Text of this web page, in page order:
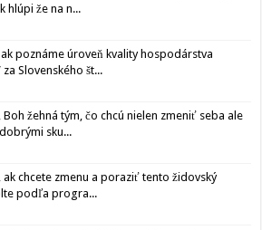
hlúpi že na n...
poznáme úroveň kvality hospodárstva
Slovenského št...
Boh žehná tým, čo chcú nielen zmeniť seba ale
sku...
ak chcete zmenu a poraziť tento židovský
podľa progra...